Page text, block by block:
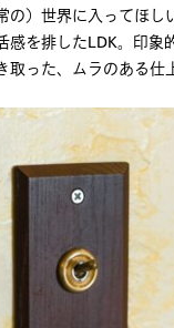
の）世界に入ってほし
感を排したLDK。印象
取った、ムラのある仕